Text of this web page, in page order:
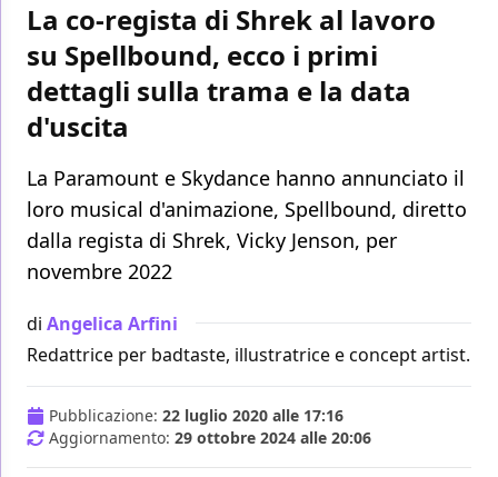
La co-regista di Shrek al lavoro
su Spellbound, ecco i primi
dettagli sulla trama e la data
d'uscita
La Paramount e Skydance hanno annunciato il
loro musical d'animazione, Spellbound, diretto
dalla regista di Shrek, Vicky Jenson, per
novembre 2022
di Angelica Arfini
Redattrice per badtaste, illustratrice e concept artist.
Pubblicazione: 22 luglio 2020 alle 17:16
Aggiornamento: 29 ottobre 2024 alle 20:06